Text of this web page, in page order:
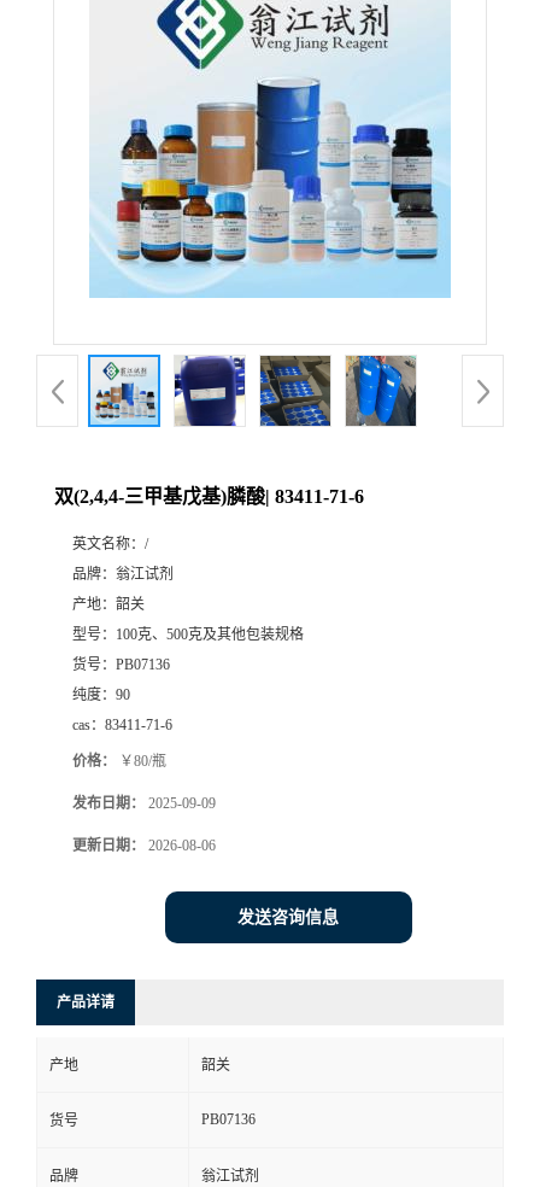
双(2,4,4-三甲基戊基)膦酸| 83411-71-6
英文名称： /
品牌： 翁江试剂
产地： 韶关
型号： 100克、500克及其他包装规格
货号： PB07136
纯度： 90
cas： 83411-71-6
价格： ￥80/瓶
发布日期： 2025-09-09
更新日期： 2026-08-06
发送咨询信息
产品详请
产地 韶关
货号 PB07136
品牌 翁江试剂